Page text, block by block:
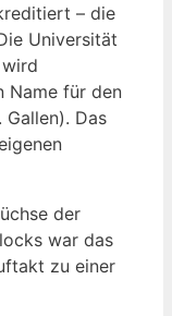
– die
Universität
wird
Name für den
Das
der
war das
zu einer